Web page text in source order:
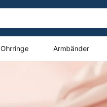
Ohrringe Armbänder